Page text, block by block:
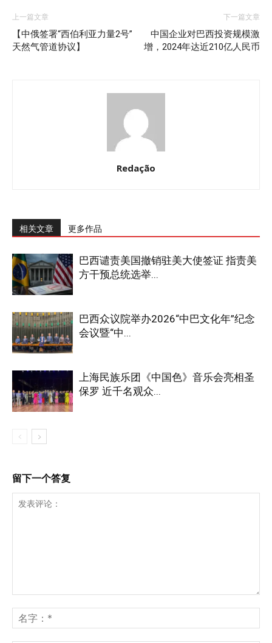
上一篇文章
【中俄签署“西伯利亚力量2号”
天然气管道协议】
下一篇文章
中国企业对巴西投资规模激
增，2024年达近210亿人民币
Redação
相关文章 更多作品
巴西谴责美国撤销驻美大使签证 指责美
方干预总统选举...
巴西众议院举办2026“中巴文化年”纪念
会议暨“中...
上海民族乐团《中国色》音乐会亮相圣
保罗 近千名观众...
留下一个答复